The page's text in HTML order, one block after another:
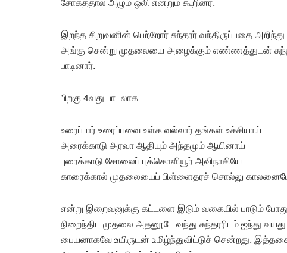
இறந்த சிறுவனின் பெற்றோர் சுந்தரர் வந்திருப்பதை
அங்கு சென்று முதலையை அழைக்கும் எண்ணத்துடன்
பாடினார்.
பிறகு 4வது பாடலாக
உரைப்பார் உரைப்பவை உள்க வல்லார் தங்கள் உச்சியாய்
அரைக்காடு அரவா ஆதியும் அந்தமும் ஆயினாய்
புரைக்காடு சோலைப் புக்கொளியூர் அவிநாசியே
காரைக்கால் முதலையைப் பிள்ளைதரச் சொல்லு
என்று இறைவனுக்கு கட்டளை இடும் வகையில் பாடும் போது
நிறைந்திட முதலை அதனூடே வந்து சுந்தரரிடம் ஐந்து
பையனாகவே உயிருடன் உமிழ்ந்துவிட்டுச் சென்றது.